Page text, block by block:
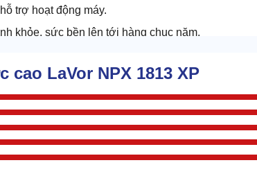
trợ hoạt động máy.
khỏe, sức bền lên tới hàng chục năm.
LaVor NPX 1813 XP